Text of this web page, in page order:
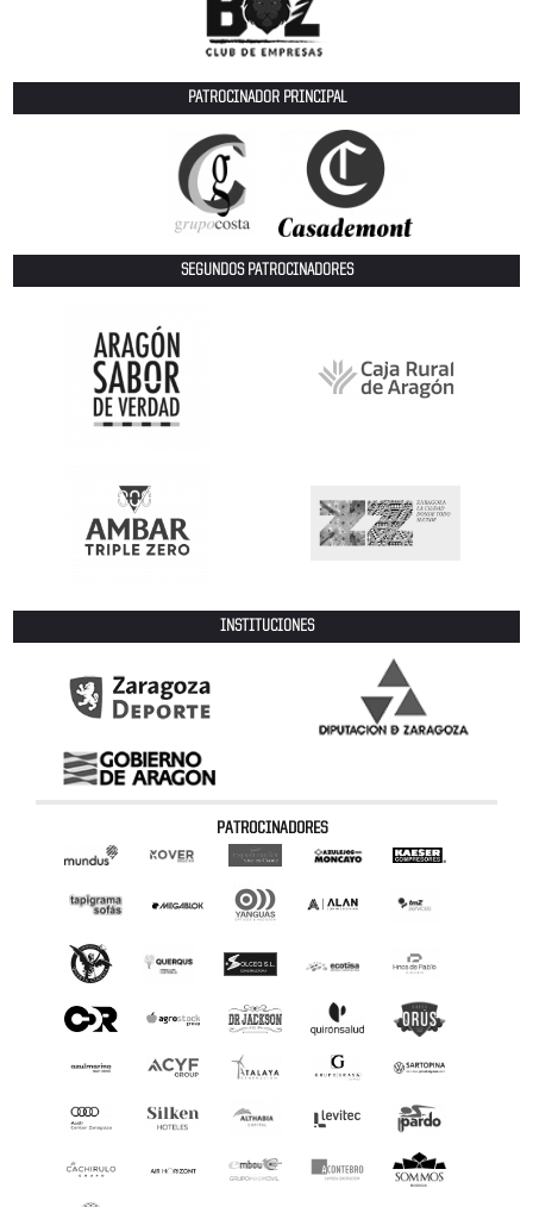
PATROCINADOR PRINCIPAL
SEGUNDOS PATROCINADORES
INSTITUCIONES
PATROCINADORES